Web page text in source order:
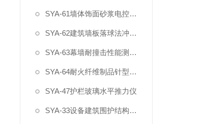
SYA-61墙体饰面砂浆电控淋水装置
SYA-62建筑墙板落球法冲击试验仪
SYA-63幕墙耐撞击性能测试装置
SYA-64耐火纤维制品针型测厚计
SYA-47护栏玻璃水平推力仪
SYA-33设备建筑围护结构现场传热系数检测仪